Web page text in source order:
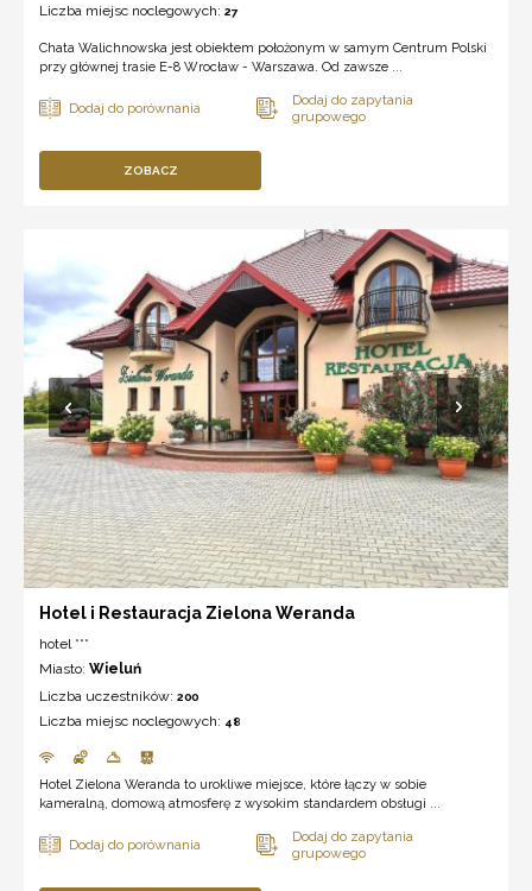
Liczba miejsc noclegowych: 27
Chata Walichnowska jest obiektem położonym w samym Centrum Polski
przy głównej trasie E-8 Wrocław - Warszawa. Od zawsze ...
ZOBACZ
Hotel i Restauracja Zielona Weranda
hotel ***
Miasto: Wieluń
Liczba uczestników: 200
Liczba miejsc noclegowych: 48
Hotel Zielona Weranda to urokliwe miejsce, które łączy w sobie
kameralną, domową atmosferę z wysokim standardem obsługi ...